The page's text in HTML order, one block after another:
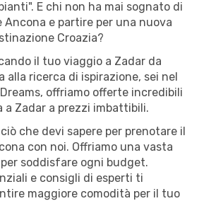
E chi non ha mai sognato di
Ancona e partire per una nuova
Croazia?
il tuo viaggio a Zadar da
alla ricerca di ispirazione, sei nel
offriamo offerte incredibili
a Zadar a prezzi imbattibili.
che devi sapere per prenotare il
con noi. Offriamo una vasta
soddisfare ogni budget.
e consigli di esperti ti
maggiore comodità per il tuo